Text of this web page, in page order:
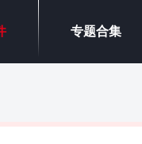
专题合集